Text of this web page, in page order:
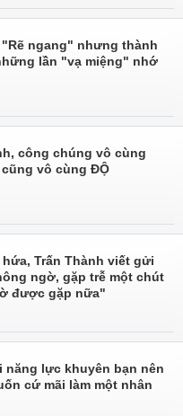
"Rẽ ngang" nhưng thành
lần "vạ miệng" nhớ
công chúng vô cùng
cũng vô cùng ĐỘ
Trấn Thành viết gửi
ngờ, gặp trễ một chút
được gặp nữa"
năng lực khuyên bạn nên
cứ mãi làm một nhân